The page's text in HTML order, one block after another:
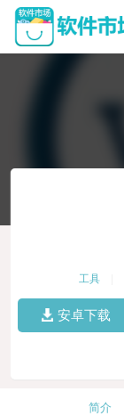
工具
安卓下载
简介